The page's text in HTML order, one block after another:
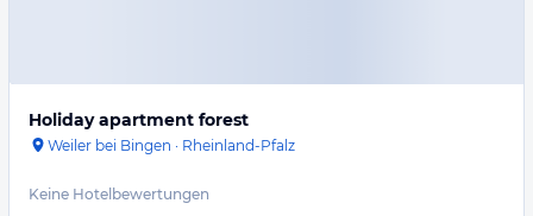
Holiday apartment forest
Weiler bei Bingen · Rheinland-Pfalz
Keine Hotelbewertungen